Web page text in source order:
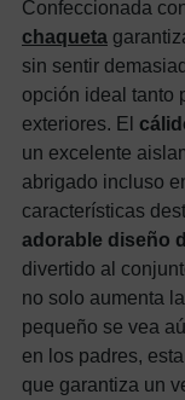
Confeccionada
chaqueta
sin sentir
opción ideal tanto
exteriores. El
un excelente
abrigado incluso
características
adorable diseño
divertido al
no solo aumenta
pequeño se vea
en los padres,
que garantiza un